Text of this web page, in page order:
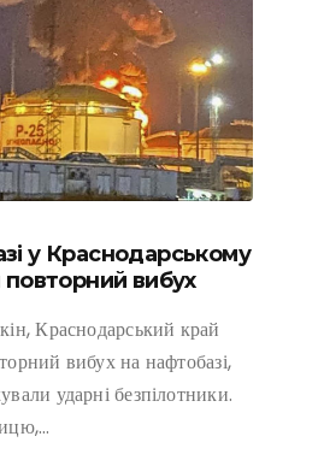
у Краснодарському
повторний вибух
Краснодарський край
вибух на нафтобазі,
ударні безпілотники.